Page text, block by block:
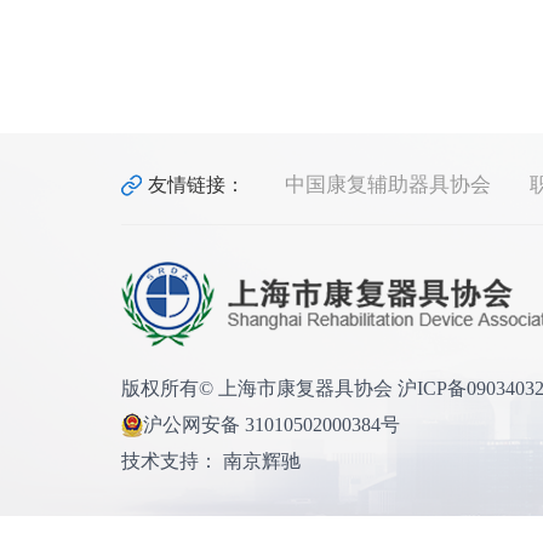
友情链接： 中国康复辅助器具协会
版权所有© 上海市康复器具协会 沪ICP备
沪公网安备 31010502000384号
技术支持： 南京辉驰